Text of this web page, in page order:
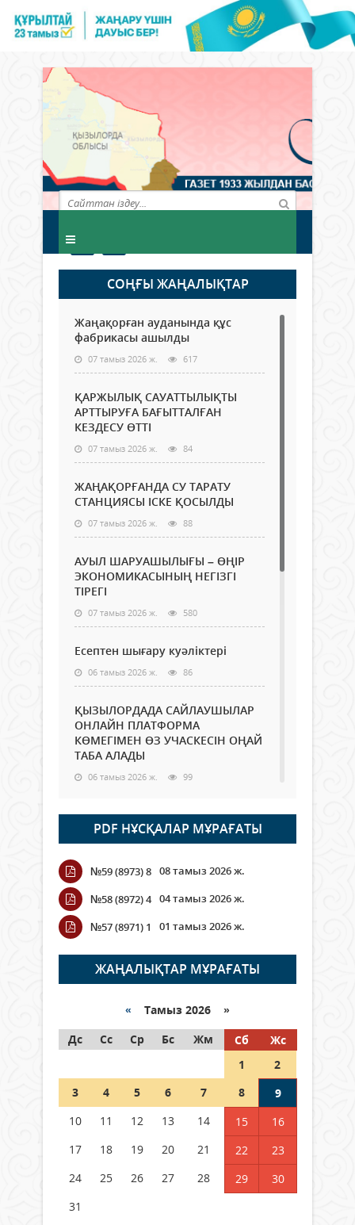
СОҢҒЫ ЖАҢАЛЫҚТАР
Жаңақорған ауданында құс
фабрикасы ашылды
07 тамыз 2026 ж. 617
ҚАРЖЫЛЫҚ САУАТТЫЛЫҚТЫ
АРТТЫРУҒА БАҒЫТТАЛҒАН
КЕЗДЕСУ ӨТТІ
07 тамыз 2026 ж. 84
ЖАҢАҚОРҒАНДА СУ ТАРАТУ
СТАНЦИЯСЫ ІСКЕ ҚОСЫЛДЫ
07 тамыз 2026 ж. 88
АУЫЛ ШАРУАШЫЛЫҒЫ – ӨҢІР
ЭКОНОМИКАСЫНЫҢ НЕГІЗГІ
ТІРЕГІ
07 тамыз 2026 ж. 580
Есептен шығару куәліктері
06 тамыз 2026 ж. 86
ҚЫЗЫЛОРДАДА САЙЛАУШЫЛАР
ОНЛАЙН ПЛАТФОРМА
КӨМЕГІМЕН ӨЗ УЧАСКЕСІН ОҢАЙ
ТАБА АЛАДЫ
06 тамыз 2026 ж. 99
Open Air: Қызылорда облысы
полиция департаменті 20
мыңнан астам көрерменнің
қауіпсіздігін қамтамасыз етті
06 тамыз 2026 ж.
Wi-Fi ҚАБЫРҒА АРҚЫЛЫ ҚАЛАЙ
ӨТЕДІ?
06 тамыз 2026 ж. 276
граждане Казахстана,
05 тамыз 2026 ж. 158
Шетелде жүрген Қазақстан
азаматтары қалай дауыс бере
PDF НҰСҚАЛАР МҰРАҒАТЫ
№59 (8973) 8 08 тамыз 2026 ж.
№58 (8972) 4 04 тамыз 2026 ж.
№57 (8971) 1
01 тамыз 2026 ж.
ЖАҢАЛЫҚТАР МҰРАҒАТЫ
« Тамыз 2026 »
Дс
Сс Ср Бс Жм Сб
Жс
1
2
3
4 5 6 7 8
9
10
11 12 13 14 15
16
17
18 19 20 21 22
23
24
25 26 27 28 29
30
31